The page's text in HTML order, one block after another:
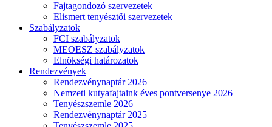
Fajtagondozó szervezetek
Elismert tenyésztői szervezetek
Szabályzatok
FCI szabályzatok
MEOESZ szabályzatok
Elnökségi határozatok
Rendezvények
Rendezvénynaptár 2026
Nemzeti kutyafajtaink éves pontversenye 2026
Tenyészszemle 2026
Rendezvénynaptár 2025